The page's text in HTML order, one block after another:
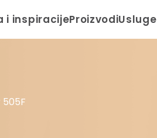
i inspiracijeProizvodiUsluge